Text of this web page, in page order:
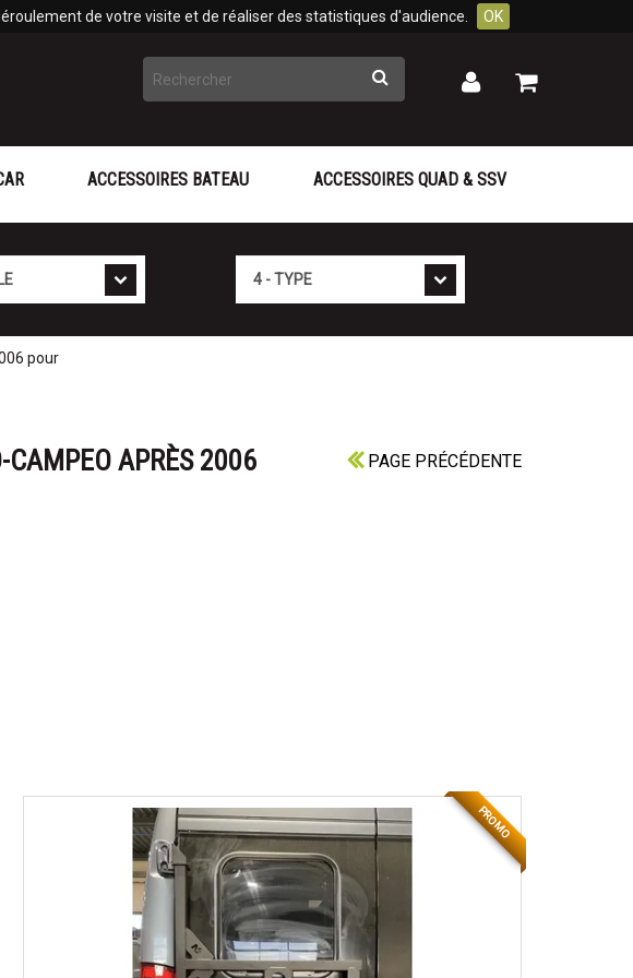
de votre visite et de réaliser des statistiques d'audience. OK
Rechercher Mon
Mon
ACCESSOIRES BATEAU ACCESSOIRES QUAD & SSV
pour
PAGE PRÉCÉDENTE
CAMPEO APRÈS 2006
PROMO